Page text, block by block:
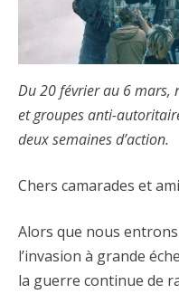
Du 20 février au 6 mars,
et groupes anti-
deux semaines d’action.
Chers camarades et
Alors que nous
l’invasion à grande
la guerre continue de